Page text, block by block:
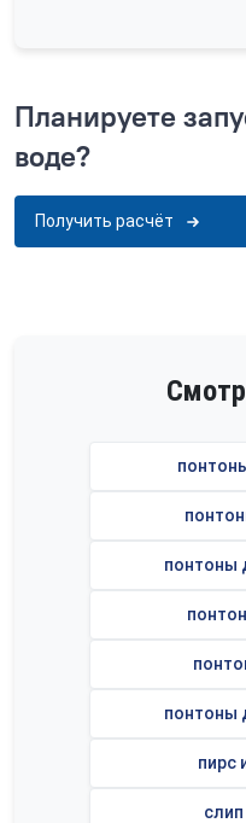
Планируете
воде?
Получить расчёт
понтоны
понтоны
пирс